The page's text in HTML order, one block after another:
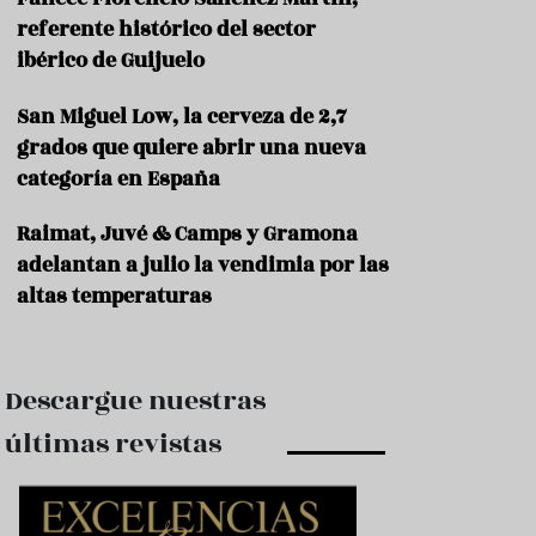
r
a
n
s
F
n
referente histórico del sector
ibérico de Guijuelo
San Miguel Low, la cerveza de 2,7
grados que quiere abrir una nueva
categoría en España
Raimat, Juvé & Camps y Gramona
adelantan a julio la vendimia por las
altas temperaturas
Descargue nuestras
últimas revistas